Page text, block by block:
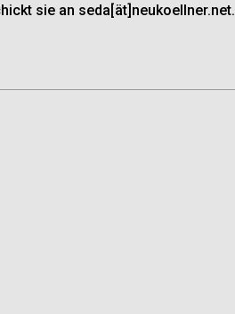
sie an seda[ät]neukoellner.net.